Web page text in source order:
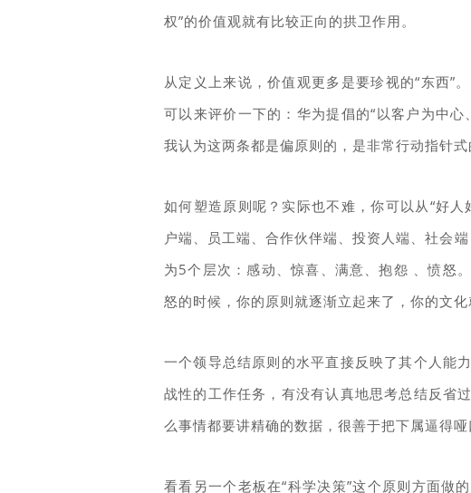
权”的价值观就有比较正向的拱卫作用。
从定义上来说，价值观更多是要珍视的“东西”
可以来评价一下的：华为提倡的“以客户为中
我认为这两条都是偏原则的，是非常行动指针式
如何塑造原则呢？实际也不难，你可以从“好
户端、员工端、合作伙伴端、投资人端、社会
为5个层次：感动、惊喜、满意、抱怨 、愤怒
怒的时候，你的原则就逐渐立起来了，你的文化
一个领导总结原则的水平直接反映了其个人能
战性的工作任务，有没有认真地思考总结反省
么事情都要讲精确的数据，很善于把下属逼得
看看另一个老板在“科学决策”这个原则方面做